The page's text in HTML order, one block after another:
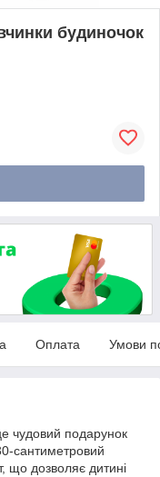
будиночок
Оплата Умови
чудовий подарунок
сантиметровий
що дозволяє дитині